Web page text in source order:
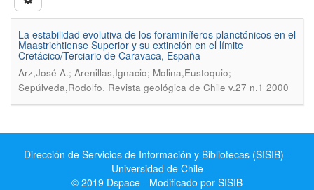
La estabilidad evolutiva de los foraminíferos planctónicos en el
Maastrichtiense Superior y su extinción en el límite
Cretácico/Terciario de Caravaca, España
Arz,José A.; Arenillas,Ignacio; Molina,Eustoquio;
Sepúlveda,Rodolfo. Revista geológica de Chile v.27 n.1 2000
Dirección de Servicios de Información y Bibliotecas (SISIB) -
Universidad de Chile
© 2019 Dspace - Modificado por SISIB